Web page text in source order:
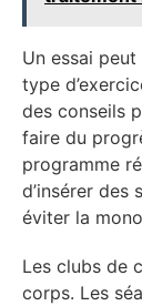
Un essai
type
des conseils
faire du
programme
d’insérer des
éviter la
Les clubs de
corps. Les